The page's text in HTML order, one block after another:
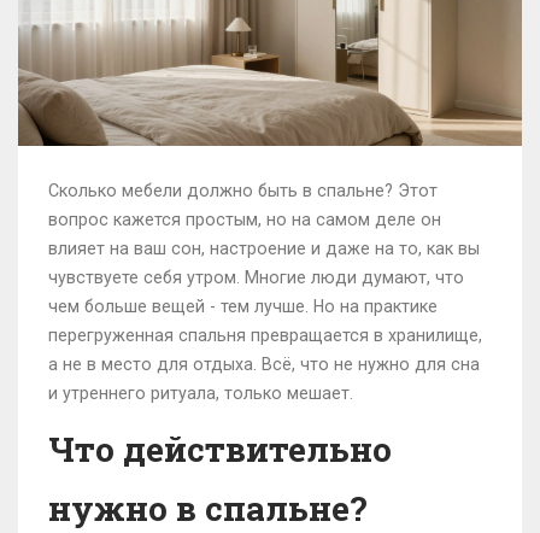
Сколько мебели должно быть в спальне? Этот
вопрос кажется простым, но на самом деле он
влияет на ваш сон, настроение и даже на то, как вы
чувствуете себя утром. Многие люди думают, что
чем больше вещей - тем лучше. Но на практике
перегруженная спальня превращается в хранилище,
а не в место для отдыха. Всё, что не нужно для сна
и утреннего ритуала, только мешает.
Что действительно
нужно в спальне?